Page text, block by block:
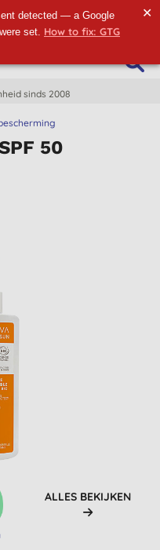
detected — a Google
set. How to fix: GTG
✕
sinds 2008
50
ALLES BEKIJKEN